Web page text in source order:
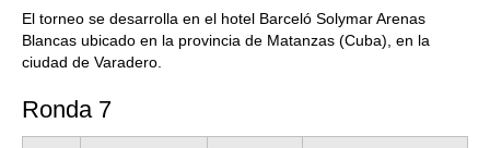
El torneo se desarrolla en el hotel Barceló Solymar Arenas
Blancas ubicado en la provincia de Matanzas (Cuba), en la
ciudad de Varadero.
Ronda 7